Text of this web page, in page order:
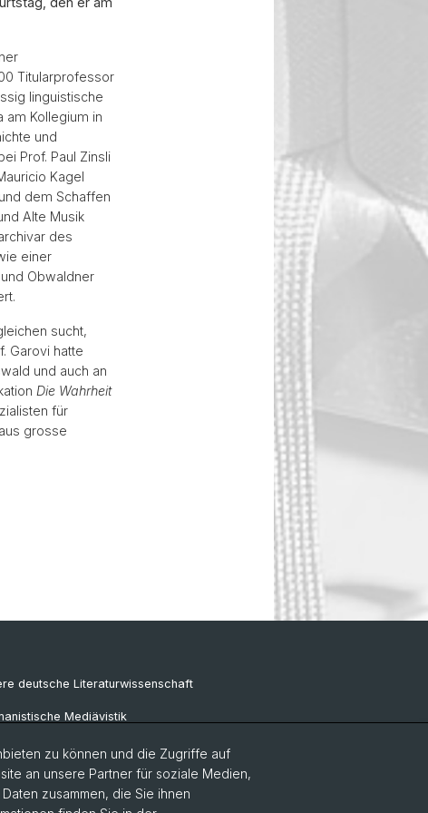
Titularprofessor
linguistische
am Kollegium in
und
Prof. Paul Zinsli
Kagel
dem Schaffen
Alte Musik
des
einer
Obwaldner
sucht,
Garovi hatte
und auch an
Die Wahrheit
für
grosse
deutsche Literaturwissenschaft
Mediävistik
Sprachwissenschaft
zu können und die Zugriffe auf
an unsere Partner für soziale Medien,
zusammen, die Sie ihnen